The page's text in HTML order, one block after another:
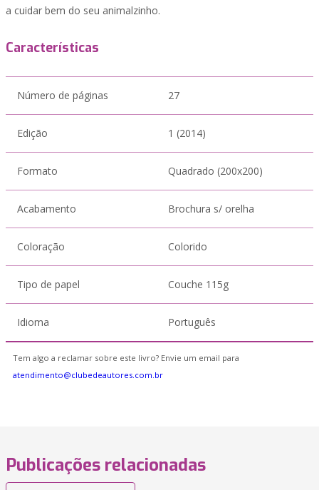
a cuidar bem do seu animalzinho.
Características
Número de páginas 27
Edição 1 (2014)
Formato Quadrado (200x200)
Acabamento Brochura s/ orelha
Coloração Colorido
Tipo de papel Couche 115g
Idioma Português
Tem algo a reclamar sobre este livro? Envie um email para
atendimento@clubedeautores.com.br
Publicações relacionadas